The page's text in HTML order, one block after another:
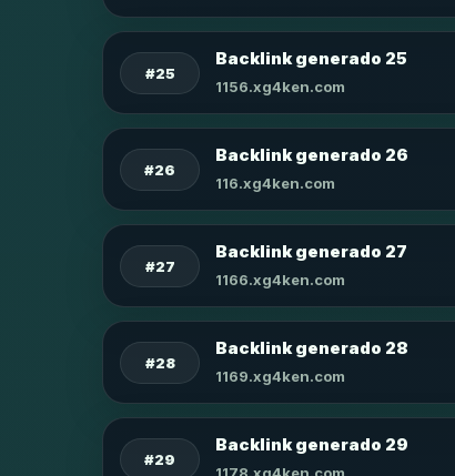
#25
Backlink generado 25
1156.xg4ken.com
#26
Backlink generado 26
116.xg4ken.com
#27
Backlink generado 27
1166.xg4ken.com
#28
Backlink generado 28
1169.xg4ken.com
#29
Backlink generado 29